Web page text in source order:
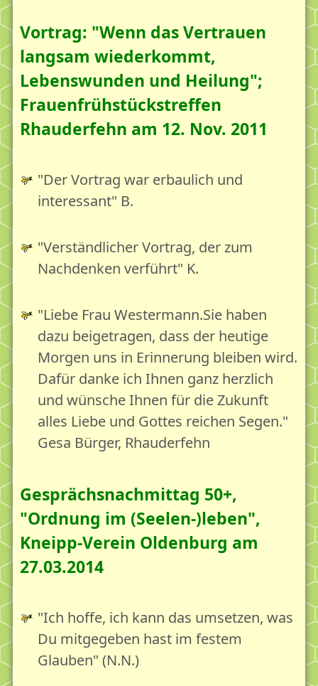
Vortrag: "Wenn das Vertrauen
langsam wiederkommt,
Lebenswunden und Heilung";
Frauenfrühstückstreffen
Rhauderfehn am 12. Nov. 2011
"Der Vortrag war erbaulich und
interessant" B.
"Verständlicher Vortrag, der zum
Nachdenken verführt" K.
"Liebe Frau Westermann.Sie haben
dazu beigetragen, dass der heutige
Morgen uns in Erinnerung bleiben wird.
Dafür danke ich Ihnen ganz herzlich
und wünsche Ihnen für die Zukunft
alles Liebe und Gottes reichen Segen."
Gesa Bürger, Rhauderfehn
Gesprächsnachmittag 50+,
"Ordnung im (Seelen-)leben",
Kneipp-Verein Oldenburg am
27.03.2014
"Ich hoffe, ich kann das umsetzen, was
Du mitgegeben hast im festem
Glauben" (N.N.)